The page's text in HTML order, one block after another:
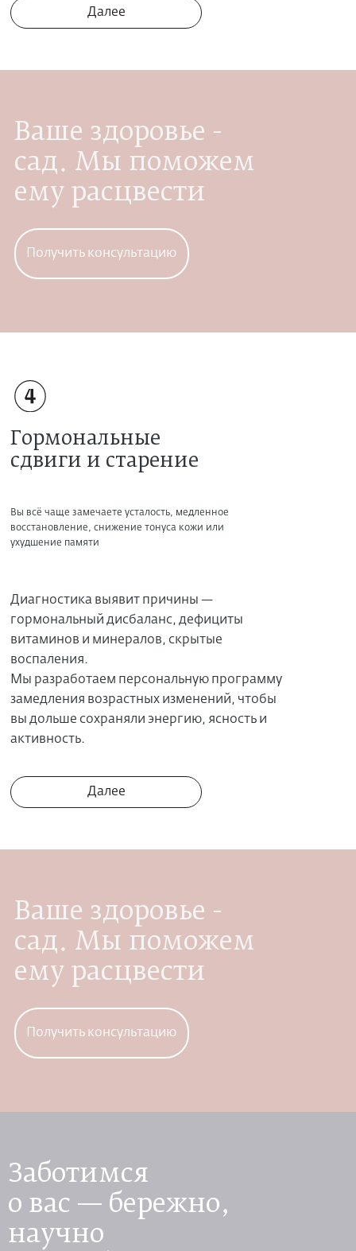
Ваше здоровье -
сад. Мы поможем
ему расцвести
Далее
Получить консультацию
Ваше здоровье -
сад. Мы поможем
ему расцвести
Гормональные
сдвиги и старение
Вы всё чаще замечаете усталость, медленное
восстановление, снижение тонуса кожи или
ухудшение памяти
Диагностика выявит причины —
гормональный дисбаланс, дефициты
витаминов и минералов, скрытые
воспаления.
Мы разработаем персональную программу
замедления возрастных изменений, чтобы
вы дольше сохраняли энергию, ясность и
активность.
Далее
Получить консультацию
Заботимся
о вас — бережно,
научно